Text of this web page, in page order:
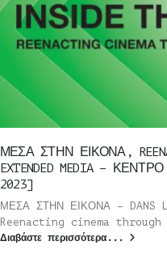
ΜΕΣΑ ΣΤΗΝ ΕΙΚΟΝΑ,
EXTENDED MEDIA –
2023]
ΜΕΣΑ ΣΤΗΝ ΕΙΚΟΝΑ – DANS
Reenacting cinema through
Διαβάστε περισσότερα...